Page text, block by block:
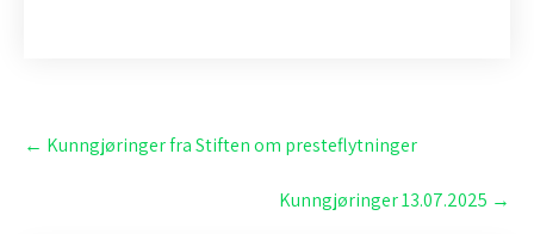
Post
navigation
← Kunngjøringer fra Stiften om presteflytninger
Kunngjøringer 13.07.2025 →